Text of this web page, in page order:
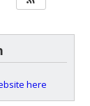
here